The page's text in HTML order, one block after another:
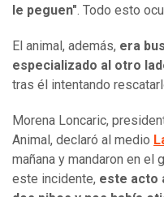
le peguen". Todo esto
El animal, además, era
especializado al otro
tras él intentando
Morena Loncaric,
Animal, declaró al medio
mañana y mandaron en el
este incidente, este acto